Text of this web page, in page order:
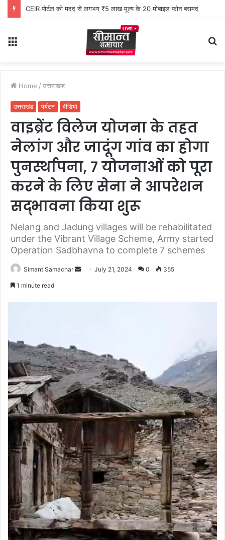
CEIR पोर्टल की मदद से लगभग ₹5 लाख मूल्य के 20 मोबाइल फोन बरामद
Home / उत्तराखंड
उत्तराखंड पर्यटन वीडियो
वाइब्रेंट विलेज योजना के तहत
नेलांग और जादूंग गांव का होगा
पुनर्स्थापना, 7 योजनाओं को पूरा
करने के लिए सेना ने आपरेशन
सद्भावना किया शुरू
Nelang and Jadung villages will be rehabilitated
under the Vibrant Village Scheme, Army started
Operation Sadbhavna to complete 7 schemes
Simant Samachar
m
a
l
July 21, 2024 0 355
1 minute read